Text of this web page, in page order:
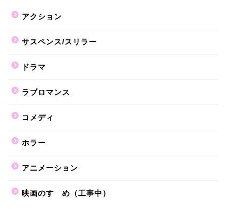
アクション
サスペンス/スリラー
ドラマ
ラブロマンス
コメディ
ホラー
アニメーション
映画のすゝめ（工事中）